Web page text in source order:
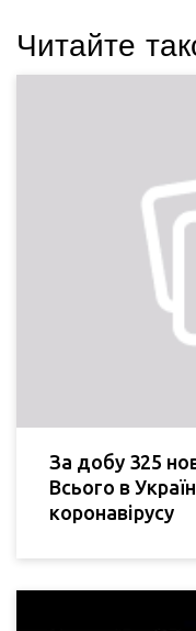
Читайте
За добу 325
Всього в
коронавірусу